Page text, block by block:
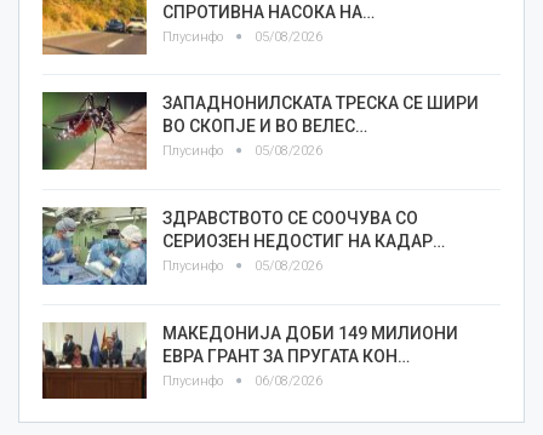
СПРОТИВНА НАСОКА НА…
Плусинфо 05/08/2026
ЗАПАДНОНИЛСКАТА ТРЕСКА СЕ ШИРИ
ВО СКОПЈЕ И ВО ВЕЛЕС…
Плусинфо 05/08/2026
ЗДРАВСТВОТО СЕ СООЧУВА СО
СЕРИОЗЕН НЕДОСТИГ НА КАДАР…
Плусинфо 05/08/2026
МАКЕДОНИЈА ДОБИ 149 МИЛИОНИ
ЕВРА ГРАНТ ЗА ПРУГАТА КОН…
Плусинфо 06/08/2026